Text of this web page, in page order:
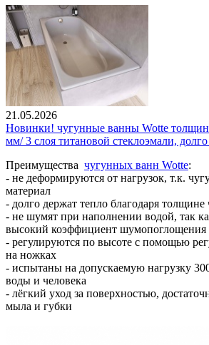
21.05.2026
Новинки! чугунные ванны Wotte
мм/ 3 слоя титановой стеклоэмали,
Преимущества чугунных ванн Wotte:
- не деформируются от нагрузок, т.к.
материал
- долго держат тепло благодаря толщине
- не шумят при наполнении водой, так
высокий коэффициент шумопоглощения
- регулируются по высоте с помощью
на ножках
- испытаны на допускаемую нагрузку
воды и человека
- лёгкий уход за поверхностью,
мыла и губки